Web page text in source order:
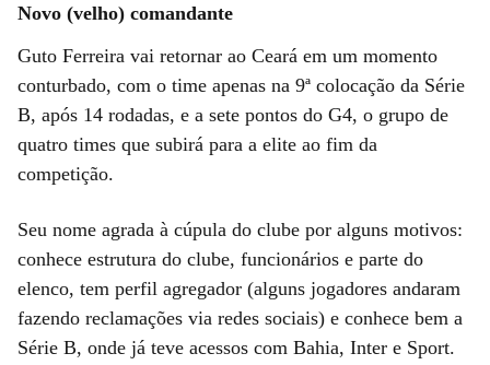
Novo (velho) comandante
Guto Ferreira vai retornar ao Ceará em um momento
conturbado, com o time apenas na 9ª colocação da Série
B, após 14 rodadas, e a sete pontos do G4, o grupo de
quatro times que subirá para a elite ao fim da
competição.
Seu nome agrada à cúpula do clube por alguns motivos:
conhece estrutura do clube, funcionários e parte do
elenco, tem perfil agregador (alguns jogadores andaram
fazendo reclamações via redes sociais) e conhece bem a
Série B, onde já teve acessos com Bahia, Inter e Sport.